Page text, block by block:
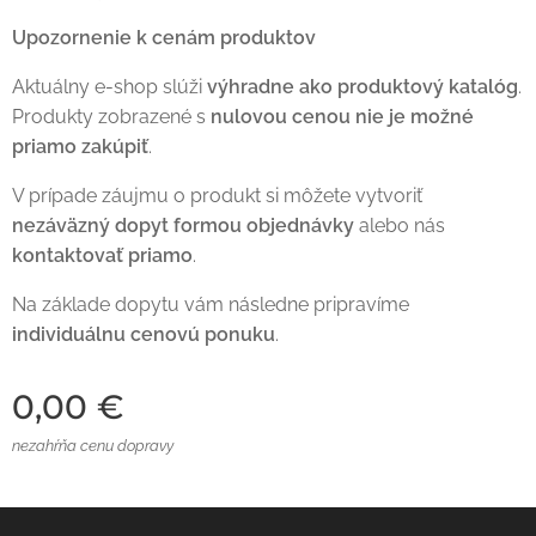
Upozornenie k cenám produktov
Aktuálny e-shop slúži výhradne ako produktový katalóg.
Produkty zobrazené s nulovou cenou nie je možné
priamo zakúpiť.
V prípade záujmu o produkt si môžete vytvoriť
nezáväzný dopyt formou objednávky alebo nás
kontaktovať priamo.
Na základe dopytu vám následne pripravíme
individuálnu cenovú ponuku.
0,00 €
nezahŕňa cenu dopravy